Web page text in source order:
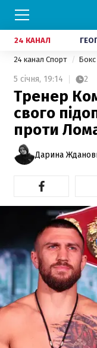
24 КАНАЛ
24 канал Спорт Бокс
5 січня, 19:14 2
Тренер
свого
проти
Дарина